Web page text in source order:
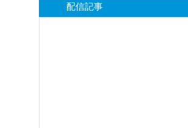
配信記事